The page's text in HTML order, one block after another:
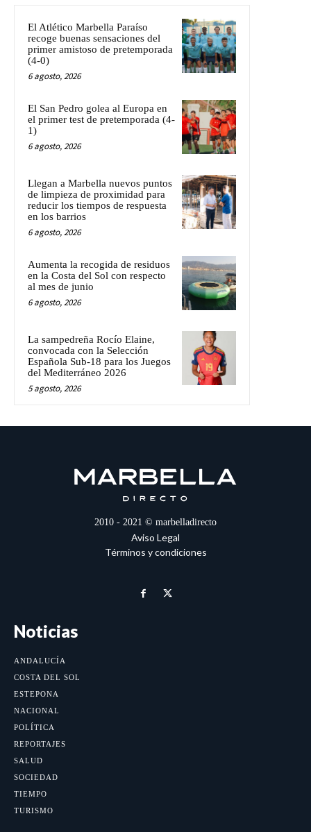
El Atlético Marbella Paraíso
recoge buenas sensaciones del
primer amistoso de pretemporada
(4-0)
6 agosto, 2026
El San Pedro golea al Europa en
el primer test de pretemporada (4-
1)
6 agosto, 2026
Llegan a Marbella nuevos puntos
de limpieza de proximidad para
reducir los tiempos de respuesta
en los barrios
6 agosto, 2026
Aumenta la recogida de residuos
en la Costa del Sol con respecto
al mes de junio
6 agosto, 2026
La sampedreña Rocío Elaine,
convocada con la Selección
Española Sub-18 para los Juegos
del Mediterráneo 2026
5 agosto, 2026
2010 - 2021 © marbelladirecto
Aviso Legal
Términos y condiciones
Noticias
ANDALUCÍA
COSTA DEL SOL
ESTEPONA
NACIONAL
POLÍTICA
REPORTAJES
SALUD
SOCIEDAD
TIEMPO
TURISMO